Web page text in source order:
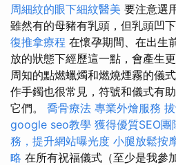
周細紋的眼下細紋醫美 要注意選
雖然有的母豬有乳頭，但乳頭凹
復推拿療程 在懷孕期間、在出生
放的狀態下經歷這一點，會產生
周知的點燃蠟燭和燃燒煙霧的儀
作手鐲也很常見，符號和儀式有
它們。 喬骨療法 專業外燴服務
google seo教學 獲得優質SEO團
務，提升網站曝光度 小腿放鬆按
略 在所有祝福儀式（至少是我參